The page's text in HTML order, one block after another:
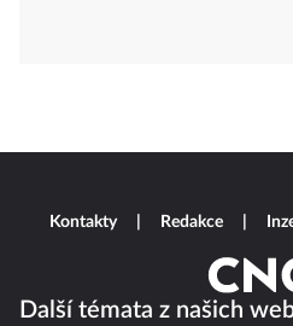
Další témata z našich
Kontakty Redakce